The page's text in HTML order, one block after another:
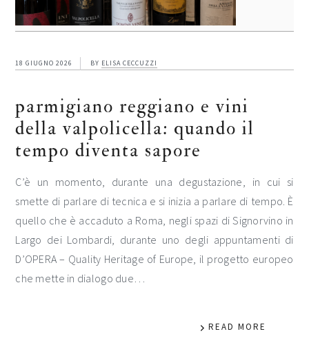
18 GIUGNO 2026 BY ELISA CECCUZZI
parmigiano reggiano e vini
della valpolicella: quando il
tempo diventa sapore
C’è un momento, durante una degustazione, in cui si
smette di parlare di tecnica e si inizia a parlare di tempo. È
quello che è accaduto a Roma, negli spazi di Signorvino in
Largo dei Lombardi, durante uno degli appuntamenti di
D’OPERA – Quality Heritage of Europe, il progetto europeo
che mette in dialogo due…
READ MORE